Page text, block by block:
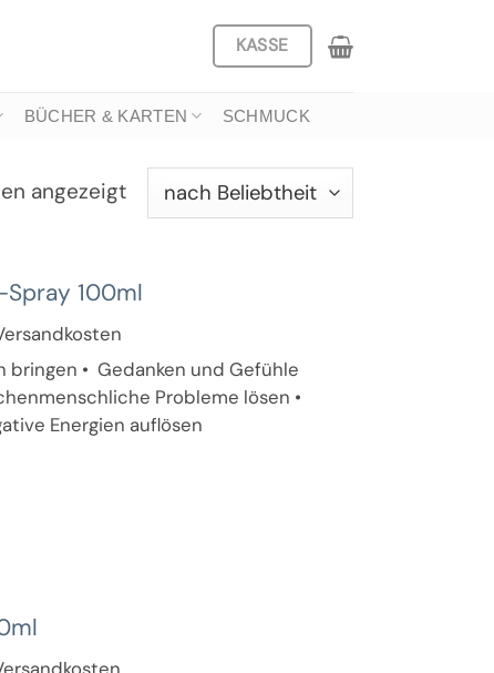
KASSE
BÜCHER & KARTEN SCHMUCK
angezeigtNach
Beliebtheit
100ml
bringen • Gedanken und Gefühle
Probleme lösen •
Energien auflösen